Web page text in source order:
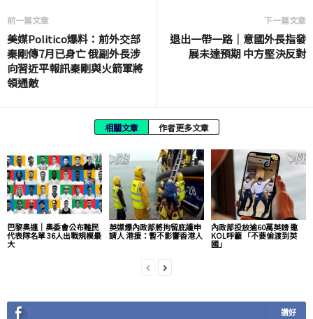
前一篇文章
美媒Politico爆料：前外交部
秦剛傳7月已身亡 俄副外長涉
向習近平報訊秦剛與火箭軍將
領通敵
下一篇文章
退出一帶一路｜意國外長指發
展未達預期 中方堅決反對
相關文章 作者更多文章
巴黎奧運｜奧委會公布難民
代表隊名單 36人出戰規模最
大
英媒爆內政部將拘留庇護申
請人 港援：暫不影響香港人
內政部投放逾60萬英鎊 邀
KOL呼籲 「不要偷渡到英
國」
讚好